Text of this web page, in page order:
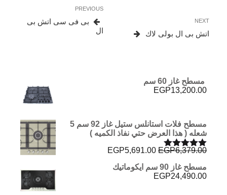
المقالات
Previous
Post
PREVIOUS
بى فى سى اتش بى
ال
Next
Post
NEXT
اتش بى ال بولى لاك
مسطح غاز 60 سم
EGP13,200.00
مسطح فلات استانلس ستيل غاز 92 سم 5
شعله ( هذا العرض حتي نفاذ الكميه )
تم التقييم
من 5
EGP6,379.00
السعر
هو:
EGP6,379.00.
EGP5,691.00
مسطح غاز 90 سم ايكوماتيك
EGP24,490.00